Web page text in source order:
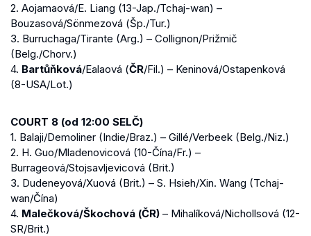
2. Aojamaová/E. Liang (13-Jap./Tchaj-wan) –
Bouzasová/Sönmezová (Šp./Tur.)
3. Burruchaga/Tirante (Arg.) – Collignon/Prižmič
(Belg./Chorv.)
4. Bartůňková/Ealaová (ČR/Fil.) – Keninová/Ostapenková
(8-USA/Lot.)
COURT 8 (od 12:00 SELČ)
1. Balaji/Demoliner (Indie/Braz.) – Gillé/Verbeek (Belg./Niz.)
2. H. Guo/Mladenovicová (10-Čína/Fr.) –
Burrageová/Stojsavljevicová (Brit.)
3. Dudeneyová/Xuová (Brit.) – S. Hsieh/Xin. Wang (Tchaj-
wan/Čína)
4. Malečková/Škochová (ČR) – Mihalíková/Nichollsová (12-
SR/Brit.)